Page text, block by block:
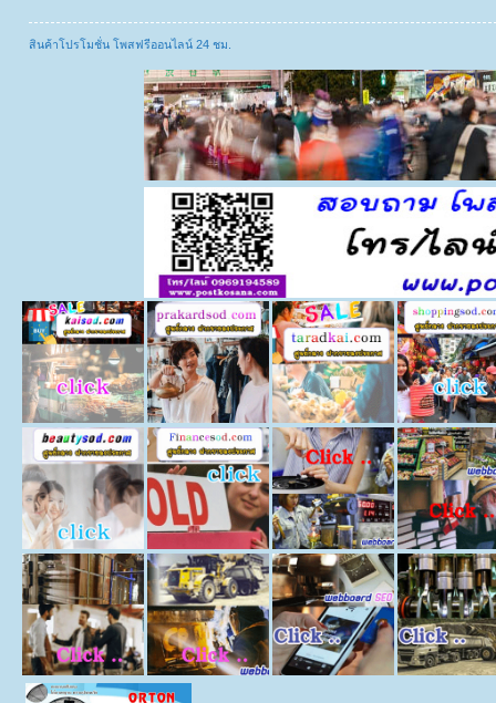
สินค้าโปรโมชั่น โพสฟรีออนไลน์ 24 ชม.